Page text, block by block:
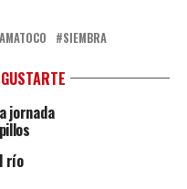
SIEMBRA
jornada
río